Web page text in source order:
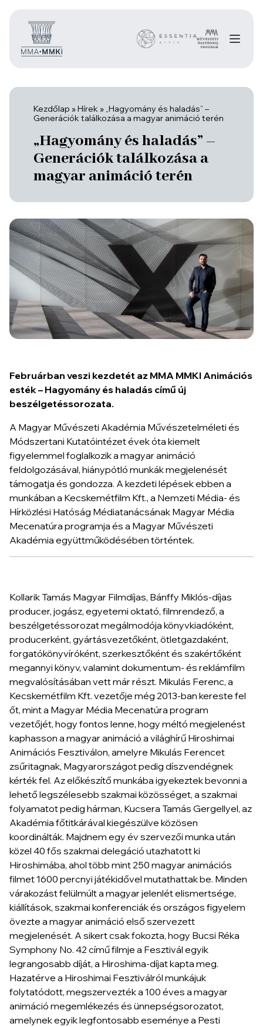
Kezdőlap »Hírek » „Hagyomány és haladás” –
Generációk találkozása a magyar animáció terén
„Hagyomány és haladás” –
Generációk találkozása a
magyar animáció terén
Februárban veszi kezdetét az MMA MMKI Animációs
esték – Hagyomány és haladás című új
beszélgetéssorozata.
A Magyar Művészeti Akadémia Művészetelméleti és
Módszertani Kutatóintézet évek óta kiemelt
figyelemmel foglalkozik a magyar animáció
feldolgozásával, hiánypótló munkák megjelenését
támogatja és gondozza. A kezdeti lépések ebben a
munkában a Kecskemétfilm Kft., a Nemzeti Média- és
Hírközlési Hatóság Médiatanácsának Magyar Média
Mecenatúra programja és a Magyar Művészeti
Akadémia együttműködésében történtek.
Kollarik Tamás Magyar Filmdíjas, Bánffy Miklós-díjas
producer, jogász, egyetemi oktató, filmrendező, a
beszélgetéssorozat megálmodója könyvkiadóként,
producerként, gyártásvezetőként, ötletgazdaként,
forgatókönyvíróként, szerkesztőként és szakértőként
megannyi könyv, valamint dokumentum- és reklámfilm
megvalósításában vett már részt. Mikulás Ferenc, a
Kecskemétfilm Kft. vezetője még 2013-ban kereste fel
őt, mint a Magyar Média Mecenatúra program
vezetőjét, hogy fontos lenne, hogy méltó megjelenést
kaphasson a magyar animáció a világhírű Hiroshimai
Animációs Fesztiválon, amelyre Mikulás Ferencet
zsűritagnak, Magyarországot pedig díszvendégnek
kérték fel. Az előkészítő munkába igyekeztek bevonni a
lehető legszélesebb szakmai közösséget, a szakmai
folyamatot pedig hárman, Kucsera Tamás Gergellyel, az
Akadémia főtitkárával kiegészülve közösen
koordinálták. Majdnem egy év szervezői munka után
közel 40 fős szakmai delegáció utazhatott ki
Hiroshimába, ahol több mint 250 magyar animációs
filmet 1600 percnyi játékidővel mutathattak be. Minden
várakozást felülmúlt a magyar jelenlét elismertsége,
kiállítások, szakmai konferenciák és országos figyelem
övezte a magyar animáció első szervezett
megjelenését. A sikert csak fokozta, hogy Bucsi Réka
Symphony No. 42 című filmje a Fesztivál egyik
legrangosabb díját, a Hiroshima-díjat kapta meg.
Hazatérve a Hiroshimai Fesztiválról munkájuk
folytatódott, megszervezték a 100 éves a magyar
animáció megemlékezés és ünnepségsorozatot,
amelynek egyik legfontosabb eseménye a Pesti